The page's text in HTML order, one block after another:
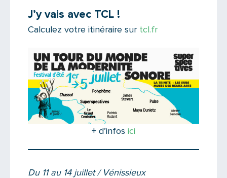
J’y vais avec TCL !
Calculez votre itinéraire sur tcl.fr
+ d’infos ici
Du 11 au 14 juillet / Vénissieux